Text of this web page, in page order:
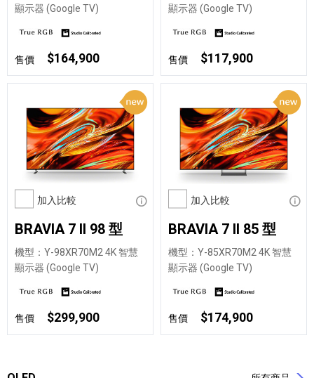
顯示器 (Google TV)
售價 $164,900
顯示器 (Google TV)
售價 $117,900
加入比較 顯示資訊
BRAVIA 7 II 98 型
機型：Y-98XR70M2 4K 智慧
顯示器 (Google TV)
售價 $299,900
加入比較 顯示
BRAVIA 7 II 85 型
機型：Y-85XR70M2 4K 智慧
顯示器 (Google TV)
售價 $174,900